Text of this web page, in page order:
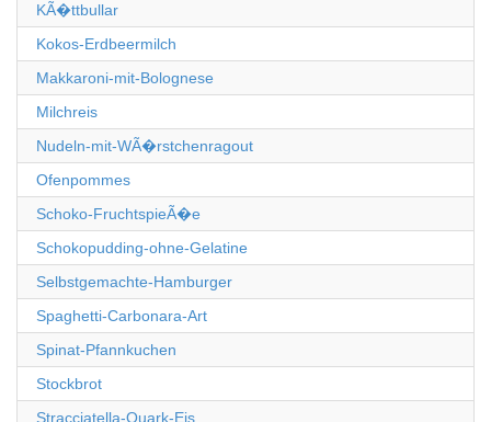
KÃ�ttbullar
Kokos-Erdbeermilch
Makkaroni-mit-Bolognese
Milchreis
Nudeln-mit-WÃ�rstchenragout
Ofenpommes
Schoko-FruchtspieÃ�e
Schokopudding-ohne-Gelatine
Selbstgemachte-Hamburger
Spaghetti-Carbonara-Art
Spinat-Pfannkuchen
Stockbrot
Stracciatella-Quark-Eis